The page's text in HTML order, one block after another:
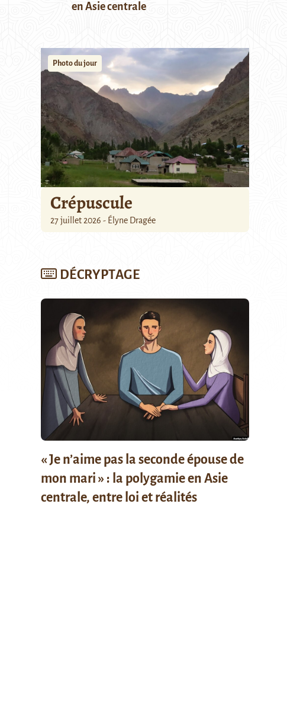
en Asie centrale
Photo du jour
Crépuscule
27 juillet 2026 - Élyne Dragée
DÉCRYPTAGE
« Je n’aime pas la seconde épouse de
mon mari » : la polygamie en Asie
centrale, entre loi et réalités